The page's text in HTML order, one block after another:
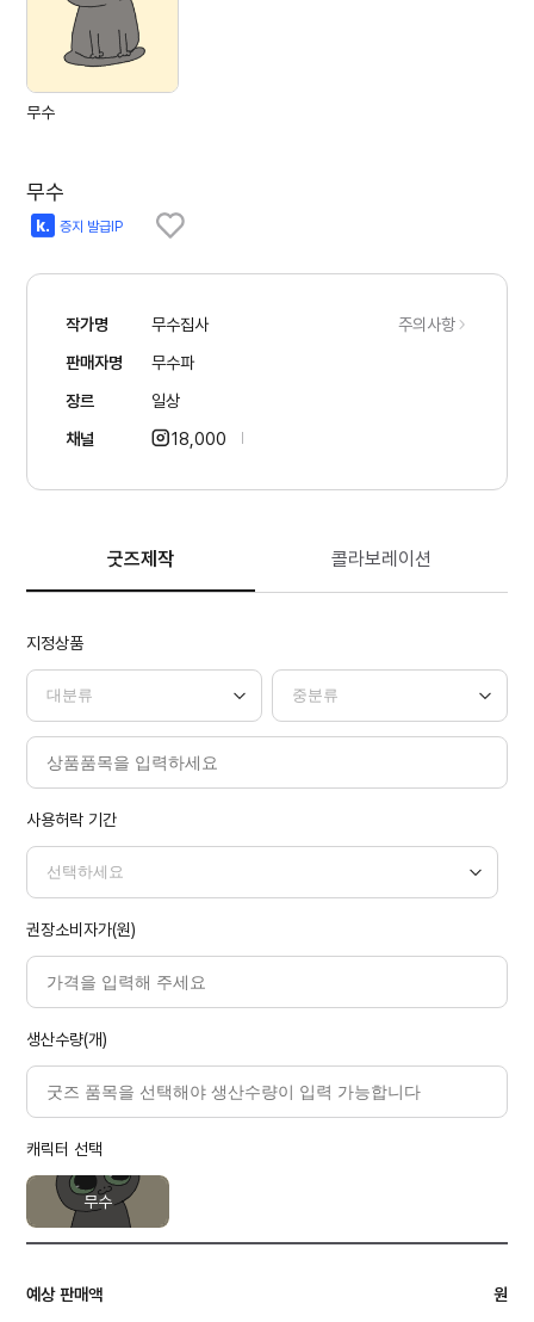
무수
무수
증지 발급IP
작가명 무수집사
주의사항
판매자명
무수파
장르
일상
채널
18,000
굿즈제작 콜라보레이션
지정상품
사용허락 기간
권장소비자가(원)
생산수량(개)
캐릭터 선택
무수
예상 판매액
원